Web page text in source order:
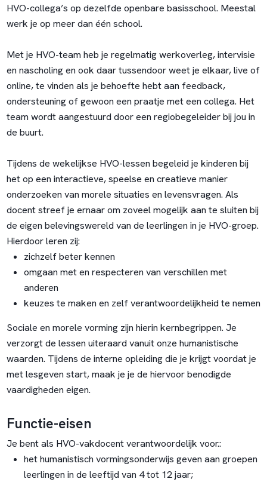
HVO-collega’s op dezelfde openbare basisschool. Meestal
werk je op meer dan één school.
Met je HVO-team heb je regelmatig werkoverleg, intervisie
en nascholing en ook daar tussendoor weet je elkaar, live of
online, te vinden als je behoefte hebt aan feedback,
ondersteuning of gewoon een praatje met een collega. Het
team wordt aangestuurd door een regiobegeleider bij jou in
de buurt.
Tijdens de wekelijkse HVO-lessen begeleid je kinderen bij
het op een interactieve, speelse en creatieve manier
onderzoeken van morele situaties en levensvragen. Als
docent streef je ernaar om zoveel mogelijk aan te sluiten bij
de eigen belevingswereld van de leerlingen in je HVO-groep.
Hierdoor leren zij:
zichzelf beter kennen
omgaan met en respecteren van verschillen met
anderen
keuzes te maken en zelf verantwoordelijkheid te nemen
Sociale en morele vorming zijn hierin kernbegrippen. Je
verzorgt de lessen uiteraard vanuit onze humanistische
waarden. Tijdens de interne opleiding die je krijgt voordat je
met lesgeven start, maak je je de hiervoor benodigde
vaardigheden eigen.
Functie-eisen
Je bent als HVO-vakdocent verantwoordelijk voor.:
het humanistisch vormingsonderwijs geven aan groepen
leerlingen in de leeftijd van 4 tot 12 jaar;